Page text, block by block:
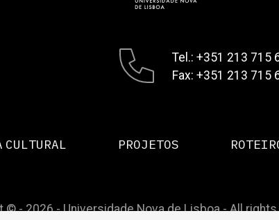
Tel.: +351 213 715
Fax: +351 213 715
CULTURAL PROJETOS
© - 2026 - Universidade Nova de Lisboa - All